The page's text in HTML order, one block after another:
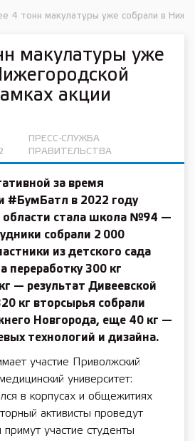
4 тонн макулатуры уже собрали в
макулатуры уже
акции
ПРЕСС-СЛУЖБА
ПРАВИТЕЛЬСТВА
за время
#БумБатл в 2022 году
области стала школа №94 —
собрали 2 000
из детского сада
переработку 300 кг
— результат Дивеевской
кг вторсырья собрали
Новгорода, еще 40 кг —
технологий и дизайна.
участие Приволжский
университет:
в корпусах и общежитиях
активисты проведут
участие студенты